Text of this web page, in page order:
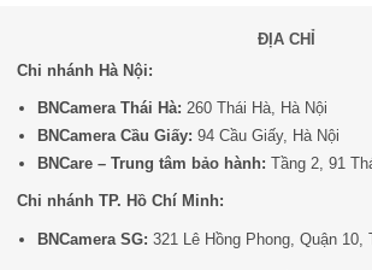
ĐỊA CHỈ
Chi nhánh Hà Nội:
BNCamera Thái Hà: 260 Thái Hà, Hà Nội
BNCamera Cầu Giấy: 94 Cầu Giấy, Hà Nội
BNCare – Trung tâm bảo hành: Tầng 2, 91
Chi nhánh TP. Hồ Chí Minh:
BNCamera SG: 321 Lê Hồng Phong, Quận 10,